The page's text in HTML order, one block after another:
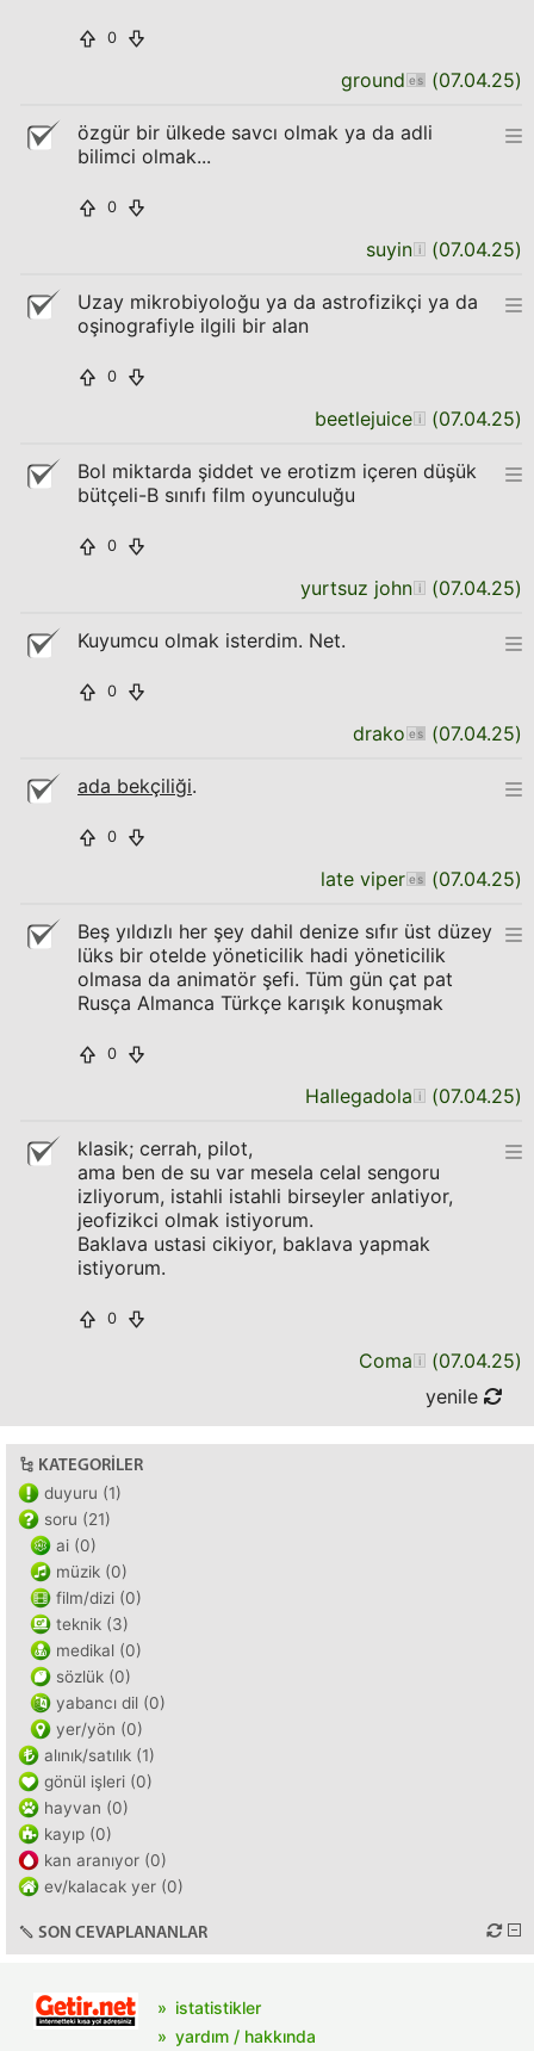
0
ground (07.04.25)
özgür bir ülkede savcı olmak ya da adli
bilimci olmak...
0
suyin (07.04.25)
Uzay mikrobiyoloğu ya da astrofizikçi ya da
oşinografiyle ilgili bir alan
0
beetlejuice (07.04.25)
Bol miktarda şiddet ve erotizm içeren düşük
bütçeli-B sınıfı film oyunculuğu
0
yurtsuz john (07.04.25)
Kuyumcu olmak isterdim. Net.
0
drako (07.04.25)
ada bekçiliği.
0
late viper (07.04.25)
Beş yıldızlı her şey dahil denize sıfır üst düzey
lüks bir otelde yöneticilik hadi yöneticilik
olmasa da animatör şefi. Tüm gün çat pat
Rusça Almanca Türkçe karışık konuşmak
0
Hallegadola (07.04.25)
klasik; cerrah, pilot,
ama ben de su var mesela celal sengoru
izliyorum, istahli istahli birseyler anlatiyor,
jeofizikci olmak istiyorum.
Baklava ustasi cikiyor, baklava yapmak
istiyorum.
0
Coma (07.04.25)
yenile
KATEGORILER
duyuru (1)
soru (21)
ai (0)
müzik (0)
film/dizi (0)
teknik (3)
medikal (0)
sözlük (0)
yabancı dil (0)
yer/yön (0)
alınık/satılık (1)
gönül işleri (0)
hayvan (0)
kayıp (0)
kan aranıyor (0)
ev/kalacak yer (0)
SON CEVAPLANANLAR
istatistikler
yardım / hakkında